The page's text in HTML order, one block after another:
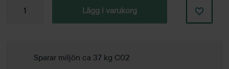
Barpall
Lägg i varukorg
Sparar miljön ca 37 kg C02